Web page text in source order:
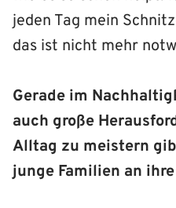
jeden Tag mein
das ist nicht mehr
Gerade im
auch große
Alltag zu meistern
junge Familien an